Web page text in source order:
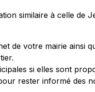
similaire à celle de
de votre mairie ainsi
si elles sont
rester informé des